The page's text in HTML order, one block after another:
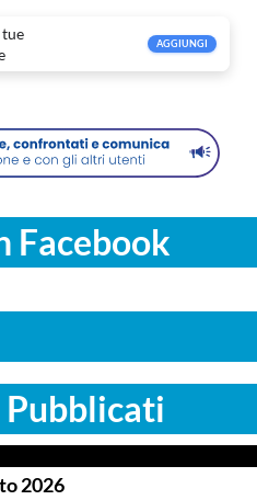
AGGIUNGI
Facebook
2026